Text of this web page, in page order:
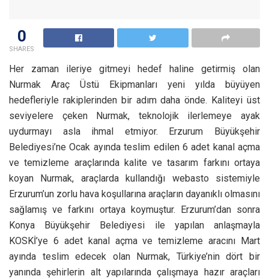
0
SHARES
Her zaman ileriye gitmeyi hedef haline getirmiş olan
Nurmak Araç Üstü Ekipmanları yeni yılda büyüyen
hedefleriyle rakiplerinden bir adım daha önde. Kaliteyi üst
seviyelere çeken Nurmak, teknolojik ilerlemeye ayak
uydurmayı asla ihmal etmiyor. Erzurum Büyükşehir
Belediyesi’ne Ocak ayında teslim edilen 6 adet kanal açma
ve temizleme araçlarında kalite ve tasarım farkını ortaya
koyan Nurmak, araçlarda kullandığı webasto sistemiyle
Erzurum’un zorlu hava koşullarına araçların dayanıklı olmasını
sağlamış ve farkını ortaya koymuştur. Erzurum’dan sonra
Konya Büyükşehir Belediyesi ile yapılan anlaşmayla
KOSKİ’ye 6 adet kanal açma ve temizleme aracını Mart
ayında teslim edecek olan Nurmak, Türkiye’nin dört bir
yanında şehirlerin alt yapılarında çalışmaya hazır araçları